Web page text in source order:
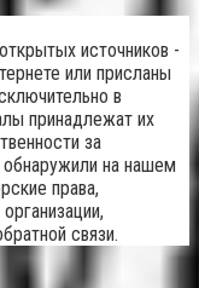
источников -
или присланы
в
принадлежат их
за
на нашем
права,
связи.